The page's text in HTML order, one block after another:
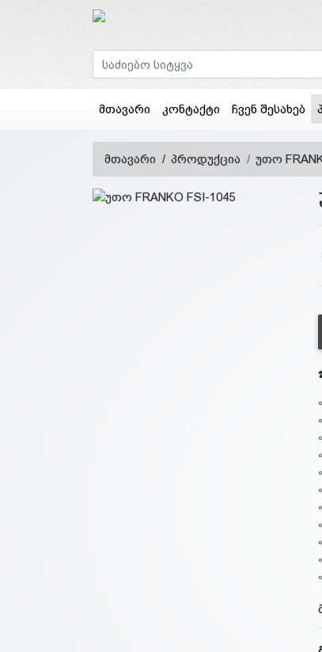
მთავარი კონტაქტი ჩვენ შესახებ
მთავარი პროდუქცია უთო